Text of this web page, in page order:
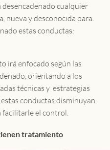
desencadenado cualquier
nueva y desconocida para
estas conductas:
irá enfocado según las
orientando a los
técnicas y estrategias
conductas disminuyan
facilitarle el control.
tratamiento